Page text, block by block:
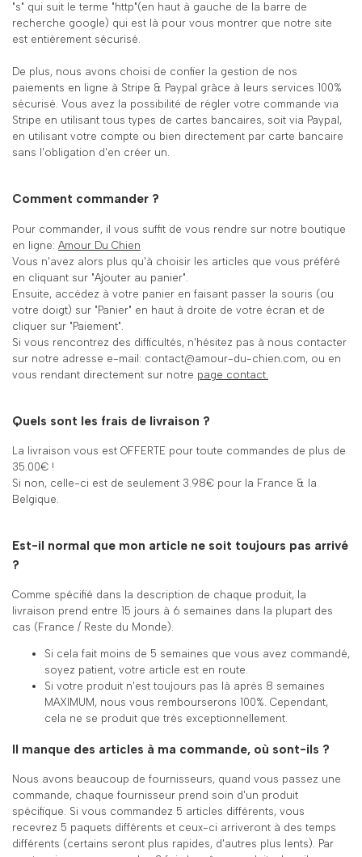
"s" qui suit le terme "http"(en haut à gauche de la barre de
recherche google) qui est là pour vous montrer que notre site
est entièrement sécurisé.
De plus, nous avons choisi de confier la gestion de nos
paiements en ligne à Stripe & Paypal grâce à leurs services 100%
sécurisé. Vous avez la possibilité de régler votre commande via
Stripe en utilisant tous types de cartes bancaires, soit via Paypal,
en utilisant votre compte ou bien directement par carte bancaire
sans l'obligation d'en créer un.
Comment commander ?
Pour commander, il vous suffit de vous rendre sur notre boutique
en ligne: Amour Du Chien
Vous n'avez alors plus qu'à choisir les articles que vous préféré
en cliquant sur "Ajouter au panier".
Ensuite, accédez à votre panier en faisant passer la souris (ou
votre doigt) sur "Panier" en haut à droite de votre écran et de
cliquer sur "Paiement".
Si vous rencontrez des difficultés, n'hésitez pas à nous contacter
sur notre adresse e-mail: contact@amour-du-chien.com, ou en
vous rendant directement sur notre page contact.
Quels sont les frais de livraison ?
La livraison vous est OFFERTE pour toute commandes de plus de
35.00€ !
Si non, celle-ci est de seulement 3.98€ pour la France & la
Belgique.
Est-il normal que mon article ne soit toujours pas arrivé
?
Comme spécifié dans la description de chaque produit, la
livraison prend entre 15 jours à 6 semaines dans la plupart des
cas (France / Reste du Monde).
Si cela fait moins de 5 semaines que vous avez commandé,
soyez patient, votre article est en route.
Si votre produit n'est toujours pas là après 8 semaines
MAXIMUM, nous vous rembourserons 100%. Cependant,
cela ne se produit que très exceptionnellement.
Il manque des articles à ma commande, où sont-ils ?
Nous avons beaucoup de fournisseurs, quand vous passez une
commande, chaque fournisseur prend soin d'un produit
spécifique. Si vous commandez 5 articles différents, vous
recevrez 5 paquets différents et ceux-ci arriveront à des temps
différents (certains seront plus rapides, d'autres plus lents). Par